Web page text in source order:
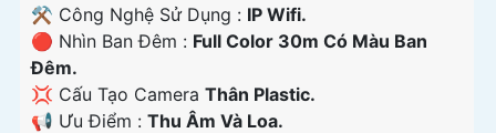
⚒ Công Nghệ Sử Dụng : IP Wifi.
🔴 Nhìn Ban Đêm : Full Color 30m Có Màu Ban
Ðêm.
💢 Cấu Tạo Camera Thân Plastic.
️📢 Ưu Điểm : Thu Âm Và Loa.